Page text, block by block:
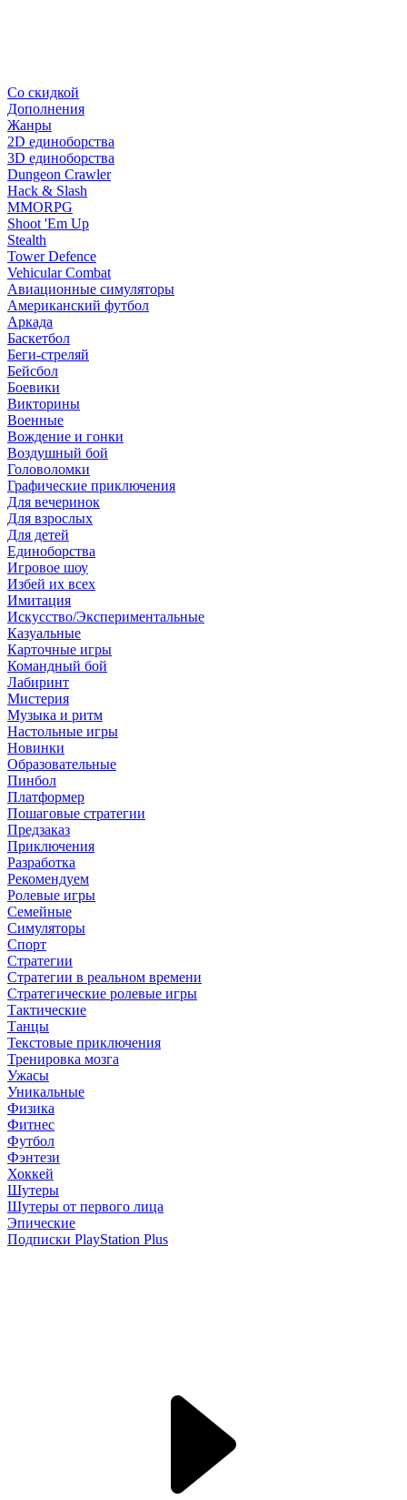
Со скидкой
Дополнения
Жанры
2D единоборства
3D единоборства
Dungeon Crawler
Hack & Slash
MMORPG
Shoot 'Em Up
Stealth
Tower Defence
Vehicular Combat
Авиационные симуляторы
Американский футбол
Аркада
Баскетбол
Беги-стреляй
Бейсбол
Боевики
Викторины
Военные
Вождение и гонки
Воздушный бой
Головоломки
Графические приключения
Для вечеринок
Для взрослых
Для детей
Единоборства
Игровое шоу
Избей их всех
Имитация
Искусство/Экспериментальные
Казуальные
Карточные игры
Командный бой
Лабиринт
Мистерия
Музыка и ритм
Настольные игры
Новинки
Образовательные
Пинбол
Платформер
Пошаговые стратегии
Предзаказ
Приключения
Разработка
Рекомендуем
Ролевые игры
Семейные
Симуляторы
Спорт
Стратегии
Стратегии в реальном времени
Стратегические ролевые игры
Тактические
Танцы
Текстовые приключения
Тренировка мозга
Ужасы
Уникальные
Физика
Фитнес
Футбол
Фэнтези
Хоккей
Шутеры
Шутеры от первого лица
Эпические
Подписки PlayStation Plus